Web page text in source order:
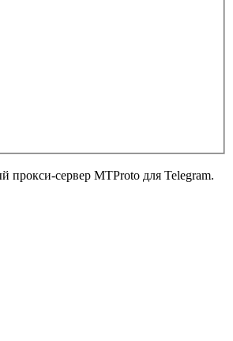
прокси-сервер MTProto для Telegram.